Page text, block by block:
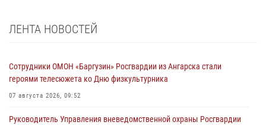
ЛЕНТА НОВОСТЕЙ
Сотрудники ОМОН «Баргузин» Росгвардии из Ангарска стали
героями телесюжета ко Дню физкультурника
07 августа 2026, 09:52
Руководитель Управления вневедомственной охраны Росгвардии